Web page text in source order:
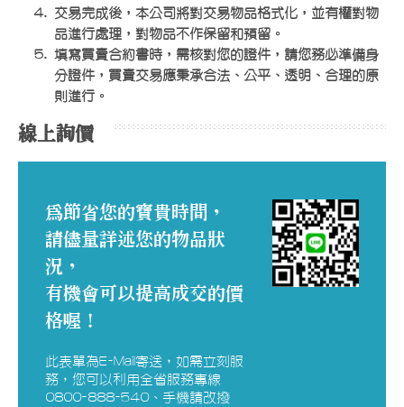
交易完成後，本公司將對交易物品格式化，並有權對物
品進行處理，對物品不作保留和預留。
填寫買賣合約書時，需核對您的證件，請您務必準備身
分證件，買賣交易應秉承合法、公平、透明、合理的原
則進行。
線上詢價
為節省您的寶貴時間，
請儘量詳述您的物品狀
況，
有機會可以提高成交的價
格喔！
此表單為E-Mail寄送，如需立刻服
務，您可以利用全省服務專線
0800-888-540、手機請改撥